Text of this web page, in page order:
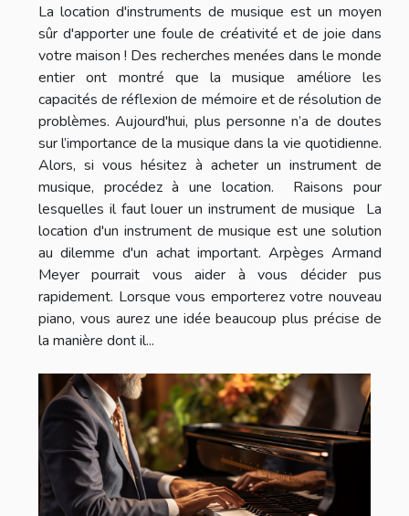
La location d'instruments de musique est un moyen
sûr d'apporter une foule de créativité et de joie dans
votre maison ! Des recherches menées dans le monde
entier ont montré que la musique améliore les
capacités de réflexion de mémoire et de résolution de
problèmes. Aujourd'hui, plus personne n’a de doutes
sur l’importance de la musique dans la vie quotidienne.
Alors, si vous hésitez à acheter un instrument de
musique, procédez à une location. Raisons pour
lesquelles il faut louer un instrument de musique La
location d'un instrument de musique est une solution
au dilemme d'un achat important. Arpèges Armand
Meyer pourrait vous aider à vous décider pus
rapidement. Lorsque vous emporterez votre nouveau
piano, vous aurez une idée beaucoup plus précise de
la manière dont il...